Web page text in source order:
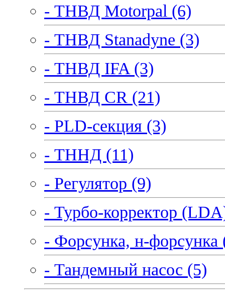
- ТНВД Motorpal (6)
- ТНВД Stanadyne (3)
- ТНВД IFA (3)
- ТНВД CR (21)
- PLD-секция (3)
- ТННД (11)
- Регулятор (9)
- Турбо-корректор
- Форсунка, н-форсунка
- Тандемный насос (5)